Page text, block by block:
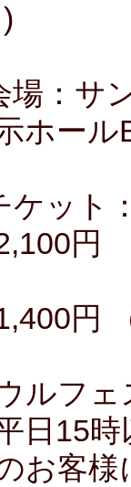
)
場：サ
ホール
ケット
円
円
ルフェ
日15時
お客様